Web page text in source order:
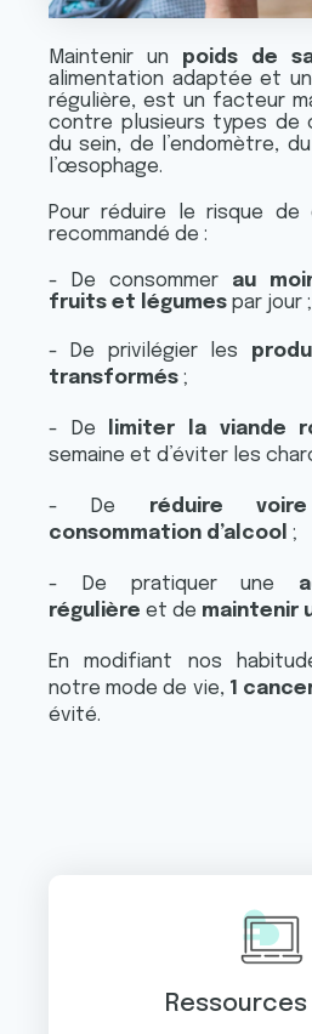
Maintenir un poids de
alimentation adaptée et
régulière, est un facteur
contre plusieurs types de
du sein, de l’endomètre,
l’œsophage.
Pour réduire le risque de
recommandé de :
- De consommer au
fruits et légumes par jour ;
- De privilégier les
transformés ;
- De limiter la viande
semaine et d’éviter les
- De réduire
consommation d’alcool ;
- De pratiquer une
régulière et de maintenir
En modifiant nos
notre mode de vie, 1
évité.
Ressources